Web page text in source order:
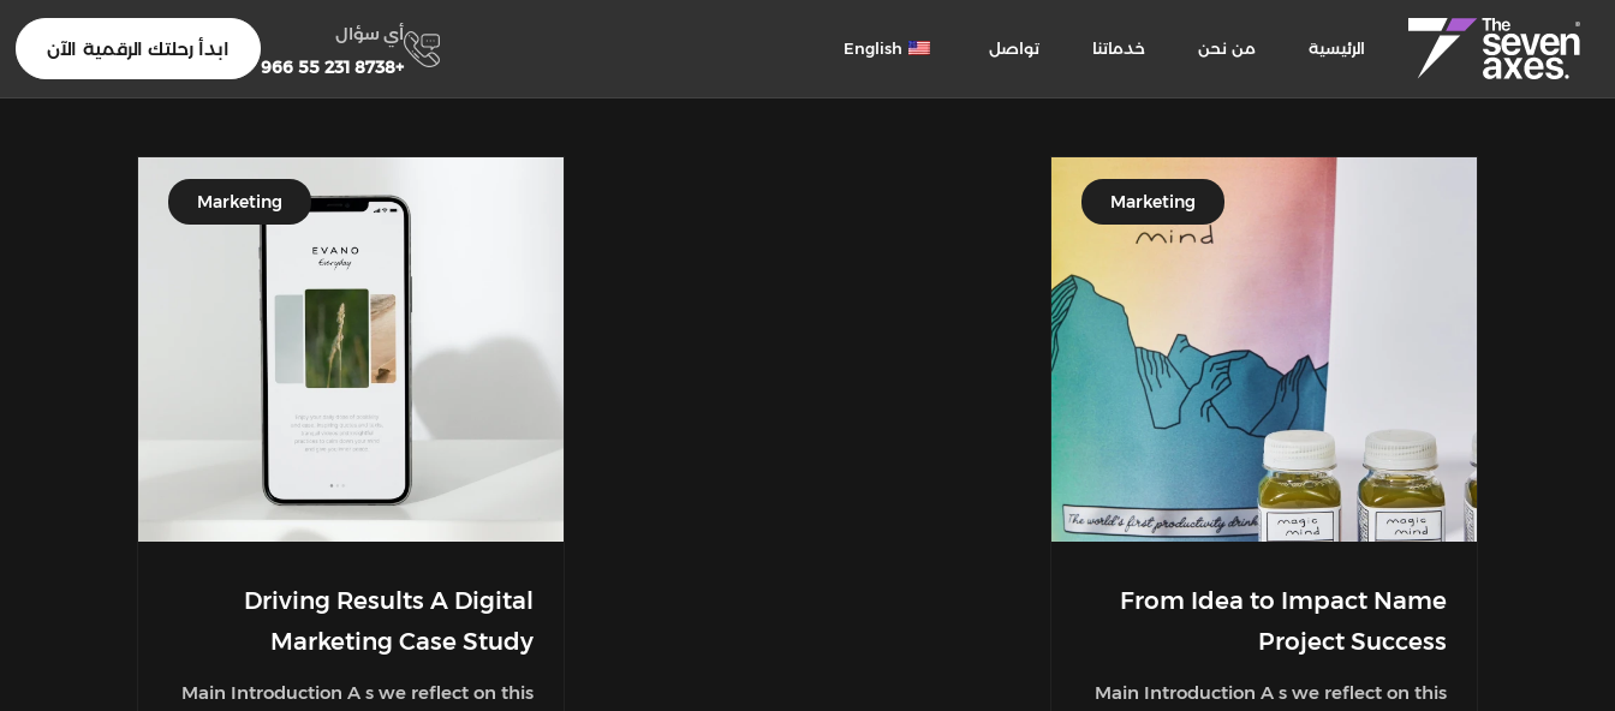
الرئيسية من نحن خدماتنا تواصل English
أي سؤال
+966 55 231 8738
ابدأ رحلتك الرقمية الآن
Marketing
From Idea to Impact Name
Project Success
Main Introduction A s we reflect on this
Marketing
Driving Results A Digital
Marketing Case Study
Main Introduction A s we reflect on this